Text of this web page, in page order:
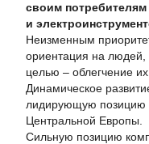
своим
и
Неизменным
ориентация на
целью – облегчение их
Динамическое
лидирующую позицию
Центральной Европы.
Сильную позицию